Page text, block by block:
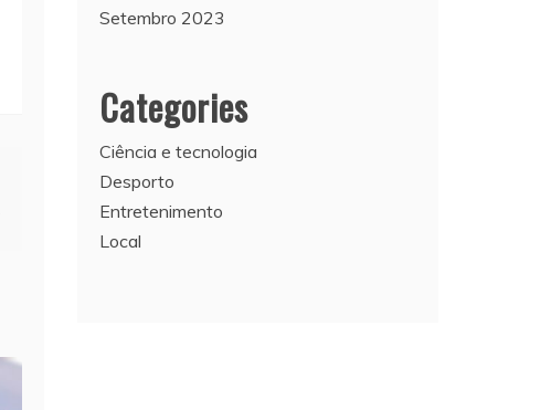
Setembro 2023
Categories
Ciência e tecnologia
Desporto
Entretenimento
Local